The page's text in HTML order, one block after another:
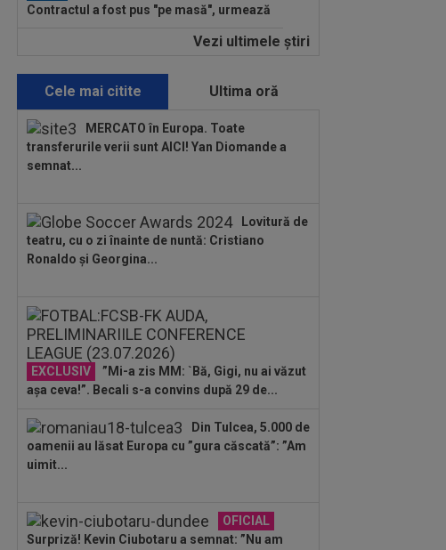
Contractul a fost pus "pe masă", urmează
Fără dubii! Victor
08:30
Coșmar pentru Alexi Pitu, după
UTA Arad - Rapid! Cât ar putea lipsi
08:15
Rodri nu stă la discuții! Decizia
luată, după ce Manchester City a refuzat...
Dulca a fost anunțat
09:31
Jucătorul lui Inter, cucerit de
09:20
VIDEO
Cristi Balaj a văzut UTA -
Rapid și a dat verdictul: nu numai penalty,
dar și...
09:14
FOTO
Voia să plece la
antrenament, dar hoții i-au furat roțile de
09:11
România - Lituania: ”Cel mai
important meci”. Apelul făcut înaintea
jocului din...
Vezi ultimele ştiri
Cele mai citite Ultima oră
MERCATO în Europa. Toate
transferurile verii sunt AICI! Yan Diomande a
semnat...
Lovitură de
teatru, cu o zi înainte de nuntă: Cristiano
Ronaldo și Georgina...
EXCLUSIV
”Mi-a zis MM: `Bă, Gigi, nu ai văzut
așa ceva!”. Becali s-a convins după 29 de...
Din Tulcea, 5.000 de
oamenii au lăsat Europa cu ”gura căscată”: ”Am
uimit...
OFICIAL
Surpriză! Kevin Ciubotaru a semnat: ”Nu am